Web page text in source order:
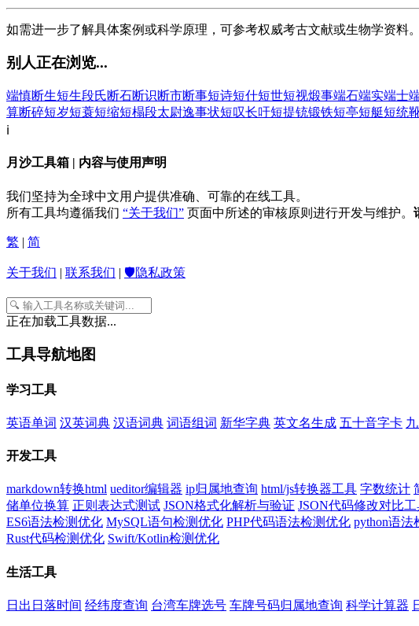
如需进一步了解具体案例或科学原理，可参考权威考古文献或生物学资料。
别人正在浏览...
端慎断生短生段氏断石断识断市断事短诗短什短世短视煅事端石端实端士
算断碎短岁短蓑短缩短榻段太尉逸事状短叹长吁短提铳锻铁短亭短艇短统
ℹ️
月沙工具箱 | 内容与使用声明
我们坚持为全球中文用户提供准确、可靠的在线工具。
所有工具均遵循我们 “关于我们” 页面中所述的审核原则进行开发与维护。
繁 | 简
关于我们 | 联系我们 | 🛡️隐私政策
正在加载工具数据...
工具导航地图
学习工具
英语单词 汉英词典 汉语词典 词语组词 新华字典 英文名生成 五十音字卡
开发工具
markdown转换html ueditor编辑器 ip归属地查询 html/js转换器工具 字数统计
储单位换算 正则表达式测试 JSON格式化解析与验证 JSON代码修改对比
ES6语法检测优化 MySQL语句检测优化 PHP代码语法检测优化 python语法
Rust代码检测优化 Swift/Kotlin检测优化
生活工具
日出日落时间 经纬度查询 台湾车牌选号 车牌号码归属地查询 科学计算器